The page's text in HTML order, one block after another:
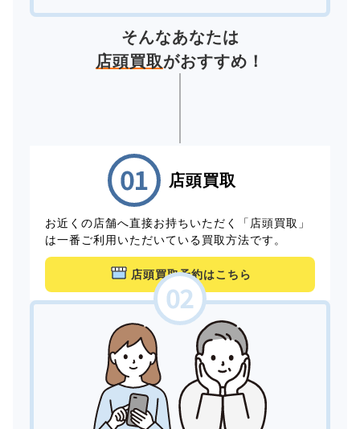
そんなあなたは
店頭買取がおすすめ！
店頭買取
お近くの店舗へ直接お持ちいただく「店頭買取」
は一番ご利用いただいている買取方法です。
店頭買取予約はこちら